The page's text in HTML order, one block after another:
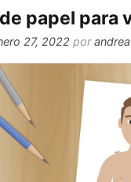
papel para
27, 2022 porandrea